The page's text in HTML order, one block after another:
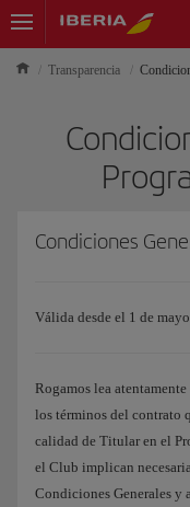
Transparencia
Condiciones
Válida desde el 1 de
Rogamos lea
los términos del contrato
calidad de Titular en el
el Club implican
Condiciones Generales y